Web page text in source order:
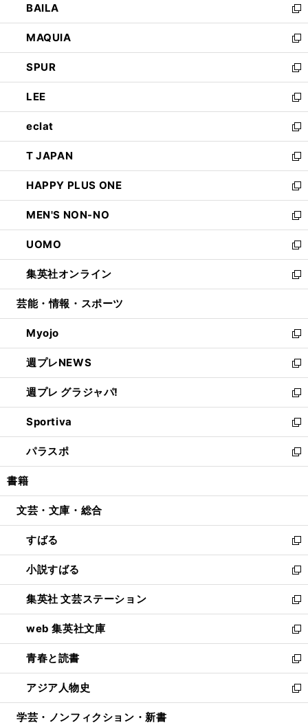
く
ィ
ン
ド
ウ
で
開
く
い
ウ
ィ
ン
ド
ウ
で
開
く
BAILA
新
し
い
ウ
ィ
ン
ド
ウ
で
開
く
MAQUIA
新
し
い
ウ
ィ
ン
ド
ウ
で
開
く
SPUR
新
し
い
ウ
ィ
ン
ド
ウ
で
開
く
LEE
新
し
い
ウ
ィ
ン
ド
ウ
で
開
く
eclat
新
し
い
ウ
ィ
ン
ド
ウ
で
開
く
T JAPAN
新
し
い
ウ
ィ
ン
ド
ウ
で
開
HAPPY PLUS ONE
新
し
い
ウ
ィ
ン
ド
ウ
開
く
MEN'S NON-NO
新
し
い
ウ
ィ
ン
ウ
で
開
く
UOMO
新
し
い
ウ
ン
ド
ウ
で
開
く
集英社オンライン
新
し
ウ
ィ
ン
ド
ウ
で
開
く
芸能・情報・スポーツ
Myojo
新
し
い
ウ
ィ
ン
ド
ウ
で
開
週プレNEWS
新
し
い
ウ
ィ
ン
ド
ウ
開
週プレ グラジャパ!
新
し
い
ウ
ィ
ン
ウ
開
く
Sportiva
新
し
い
ウ
ン
ウ
で
開
く
パラスポ
新
し
ウ
ン
ド
ウ
で
開
く
書籍
文芸・文庫・総合
すばる
新
し
い
ウ
ィ
ン
ド
ウ
で
開
く
小説すばる
新
し
い
ウ
ィ
ン
ド
ウ
で
開
集英社 文芸ステーション
新
し
い
ウ
ィ
ン
ド
ウ
web 集英社文庫
新
し
い
ウ
ィ
ン
青春と読書
新
し
い
ウ
アジア人物史
新
し
学芸・ノンフィクション・新書